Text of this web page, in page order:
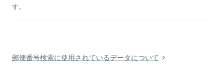
す。
郵便番号検索に使用されているデータについて